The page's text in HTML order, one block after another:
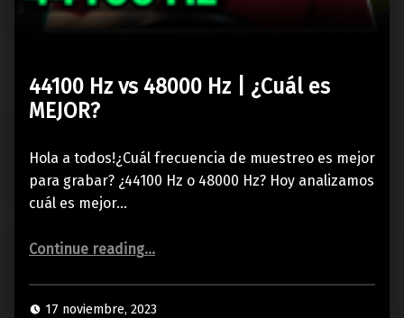
44100 Hz vs 48000 Hz | ¿Cuál es
MEJOR?
Hola a todos!¿Cuál frecuencia de muestreo es mejor
para grabar? ¿44100 Hz o 48000 Hz? Hoy analizamos
cuál es mejor…
Continue reading“44100 Hz vs 48000 Hz | ¿Cuál es MEJOR?”
…
17 noviembre, 2023